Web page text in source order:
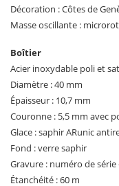
Décoration : Côtes de
Masse oscillante :
Boîtier
Acier inoxydable poli et
Diamètre : 40 mm
Épaisseur : 10,7 mm
Couronne : 5,5 mm avec
Glace : saphir ARunic
Fond : verre saphir
Gravure : numéro de série
Étanchéité : 60 m